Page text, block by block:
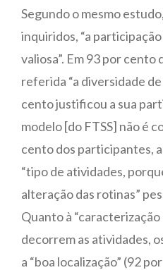
Segundo o mesmo
inquiridos, “a
valiosa”. Em 93 por cento
referida “a diversidade
cento justificou a sua
modelo [do FTSS] não é
cento dos participantes,
“tipo de atividades,
alteração das rotinas”
Quanto à
decorrem as atividades,
a “boa localização” (92